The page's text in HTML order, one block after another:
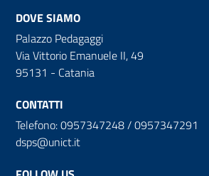
DOVE SIAMO
Palazzo Pedagaggi
Via Vittorio Emanuele II, 49
95131 - Catania
CONTATTI
Telefono: 0957347248 / 0957347291
dsps@unict.it